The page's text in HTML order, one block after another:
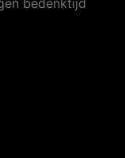
bedenktijd